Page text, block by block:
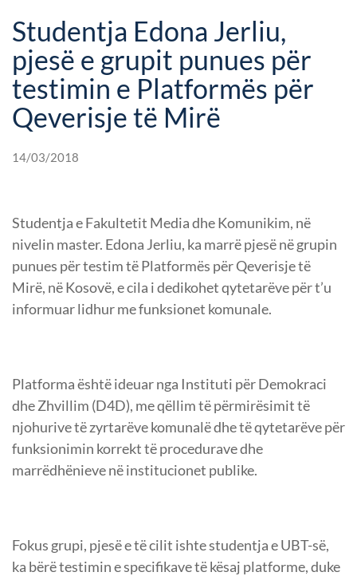
Studentja Edona Jerliu,
pjesë e grupit punues për
testimin e Platformës për
Qeverisje të Mirë
14/03/2018
Studentja e Fakultetit Media dhe Komunikim, në
nivelin master. Edona Jerliu, ka marrë pjesë në grupin
punues për testim të Platformës për Qeverisje të
Mirë, në Kosovë, e cila i dedikohet qytetarëve për t’u
informuar lidhur me funksionet komunale.
Platforma është ideuar nga Instituti për Demokraci
dhe Zhvillim (D4D), me qëllim të përmirësimit të
njohurive të zyrtarëve komunalë dhe të qytetarëve për
funksionimin korrekt të procedurave dhe
marrëdhënieve në institucionet publike.
Fokus grupi, pjesë e të cilit ishte studentja e UBT-së,
ka bërë testimin e specifikave të kësaj platforme, duke